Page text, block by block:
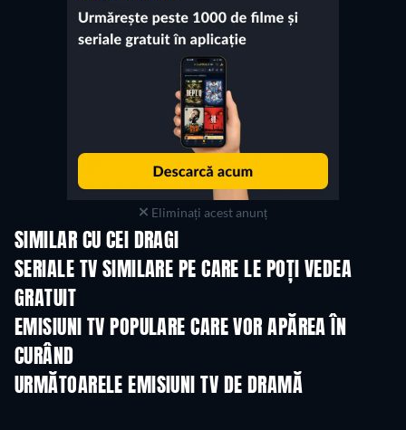
Eliminați acest anunț
SIMILAR CU CEI DRAGI
SERIALE TV SIMILARE PE CARE LE POȚI VEDEA
GRATUIT
EMISIUNI TV POPULARE CARE VOR APĂREA ÎN
CURÂND
URMĂTOARELE EMISIUNI TV DE DRAMĂ
Sezonul 6 Sezonul 2